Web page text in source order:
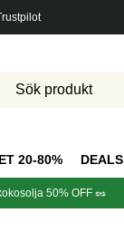
20-80% DEALS
50% OFF 🥜